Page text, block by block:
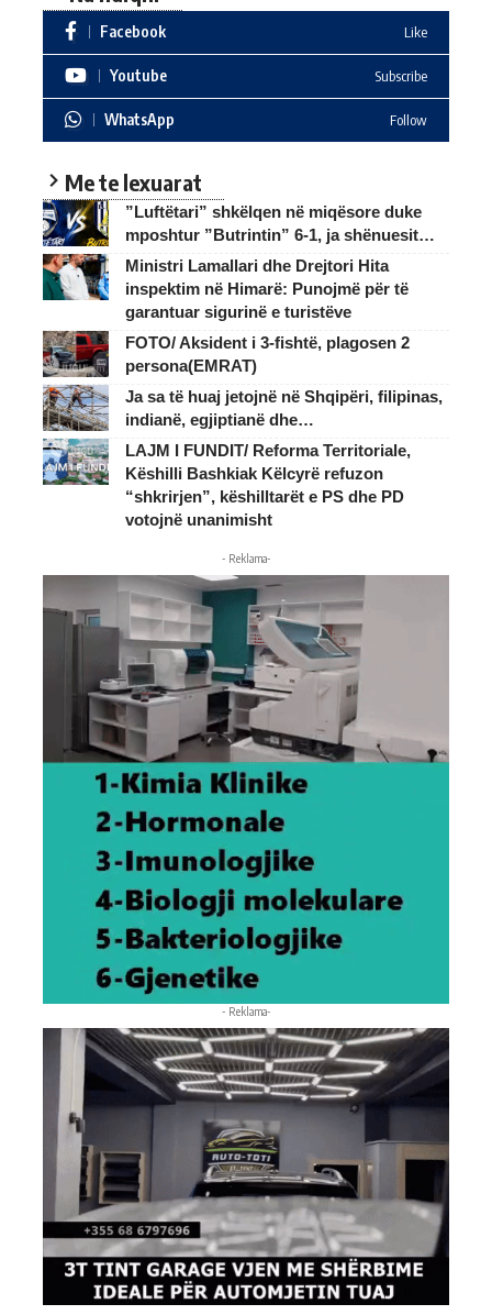
Facebook Like
Youtube Subscribe
WhatsApp Follow
Me te lexuarat
”Luftëtari” shkëlqen në miqësore duke
mposhtur ”Butrintin” 6-1, ja shënuesit…
Ministri Lamallari dhe Drejtori Hita
inspektim në Himarë: Punojmë për të
garantuar sigurinë e turistëve
FOTO/ Aksident i 3-fishtë, plagosen 2
persona(EMRAT)
Ja sa të huaj jetojnë në Shqipëri, filipinas,
indianë, egjiptianë dhe…
LAJM I FUNDIT/ Reforma Territoriale,
Këshilli Bashkiak Këlcyrë refuzon
“shkrirjen”, këshilltarët e PS dhe PD
votojnë unanimisht
- Reklama-
- Reklama-